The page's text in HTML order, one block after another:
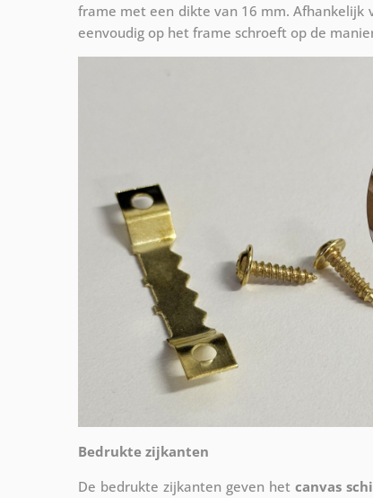
frame met een dikte van 16 mm.
eenvoudig op het frame schroeft op de
Bedrukte zijkanten
De bedrukte zijkanten geven hetcanvas